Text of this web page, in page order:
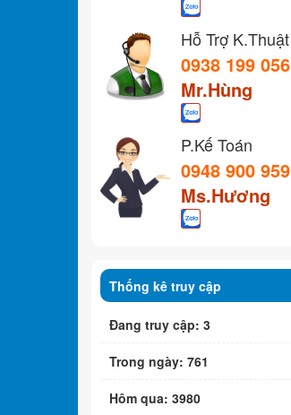
Hỗ Trợ K.Thuật
0938 199 056
Mr.Hùng
P.Kế Toán
0948 900 959
Ms.Hương
Thống kê truy cập
Đang truy cập: 3
Trong ngày: 761
Hôm qua: 3980